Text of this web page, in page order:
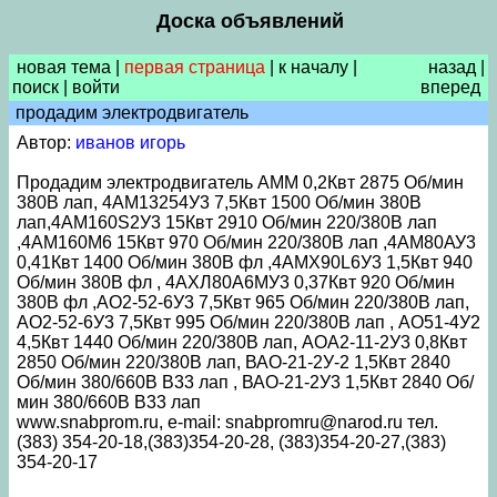
Доска объявлений
новая тема первая страница к началу
поиск
войти
назад
вперед
продадим электродвигатель
Автор: иванов игорь
Продадим электродвигатель АММ 0,2Квт 2875 Об/мин
380В лап, 4АМ13254У3 7,5Квт 1500 Об/мин 380В
лап,4АМ160S2У3 15Квт 2910 Об/мин 220/380В лап
,4АМ160М6 15Квт 970 Об/мин 220/380В лап ,4АМ80АУ3
0,41Квт 1400 Об/мин 380В фл ,4АМХ90L6У3 1,5Квт 940
Об/мин 380В фл , 4АХЛ80А6МУ3 0,37Квт 920 Об/мин
380В фл ,АО2-52-6У3 7,5Квт 965 Об/мин 220/380В лап,
АО2-52-6У3 7,5Квт 995 Об/мин 220/380В лап , АО51-4У2
4,5Квт 1440 Об/мин 220/380В лап, АОА2-11-2У3 0,8Квт
2850 Об/мин 220/380В лап, ВАО-21-2У-2 1,5Квт 2840
Об/мин 380/660В В33 лап , ВАО-21-2У3 1,5Квт 2840 Об/
мин 380/660В В33 лап
www.snabprom.ru, e-mail: snabpromru@narod.ru тел.
(383) 354-20-18,(383)354-20-28, (383)354-20-27,(383)
354-20-17